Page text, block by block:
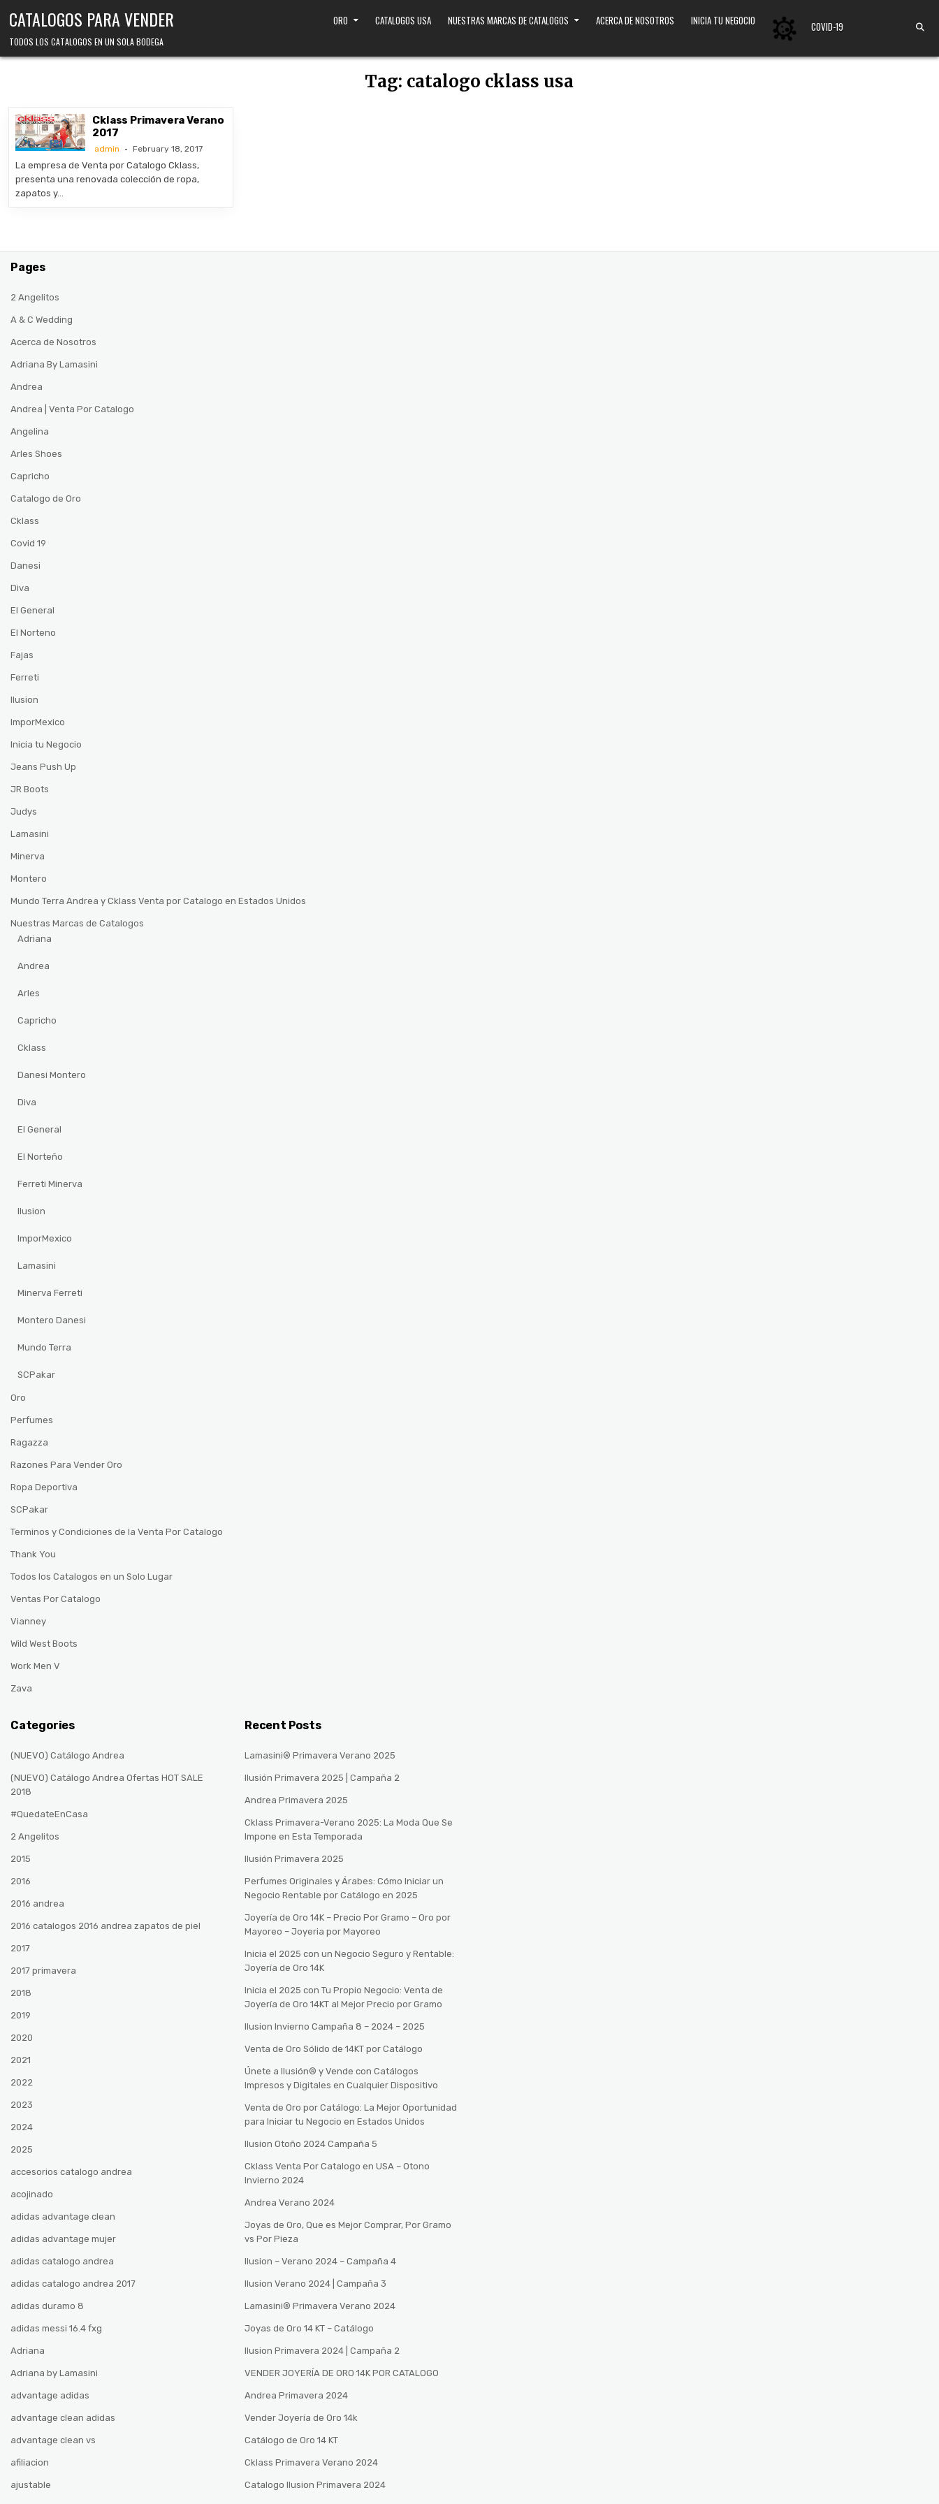
CATALOGOS PARA VENDER
TODOS LOS CATALOGOS EN UN SOLA BODEGA
ORO CATALOGOS USA NUESTRAS MARCAS DE CATALOGOS ACERCA DE NOSOTROS INICIA TU NEGOCIO COVID-19
Tag: catalogo cklass usa
Cklass Primavera Verano
2017
admin February 18, 2017
La empresa de Venta por Catalogo Cklass,
presenta una renovada colección de ropa,
zapatos y…
Pages
2 Angelitos
A & C Wedding
Acerca de Nosotros
Adriana By Lamasini
Andrea
Andrea | Venta Por Catalogo
Angelina
Arles Shoes
Capricho
Catalogo de Oro
Cklass
Covid 19
Danesi
Diva
El General
El Norteno
Fajas
Ferreti
Ilusion
ImporMexico
Inicia tu Negocio
Jeans Push Up
JR Boots
Judys
Lamasini
Minerva
Montero
Mundo Terra Andrea y Cklass Venta por Catalogo en Estados Unidos
Nuestras Marcas de Catalogos
Adriana
Andrea
Arles
Capricho
Cklass
Danesi Montero
Diva
El General
El Norteño
Ferreti Minerva
Ilusion
ImporMexico
Lamasini
Minerva Ferreti
Montero Danesi
Mundo Terra
SCPakar
Oro
Perfumes
Ragazza
Razones Para Vender Oro
Ropa Deportiva
SCPakar
Terminos y Condiciones de la Venta Por Catalogo
Thank You
Todos los Catalogos en un Solo Lugar
Ventas Por Catalogo
Vianney
Wild West Boots
Work Men V
Zava
Categories
(NUEVO) Catálogo Andrea
(NUEVO) Catálogo Andrea Ofertas HOT SALE
2018
#QuedateEnCasa
2 Angelitos
2015
2016
2016 andrea
2016 catalogos 2016 andrea zapatos de piel
2017
2017 primavera
2018
2019
2020
2021
2022
2023
2024
2025
accesorios catalogo andrea
acojinado
adidas advantage clean
adidas advantage mujer
adidas catalogo andrea
adidas catalogo andrea 2017
adidas duramo 8
adidas messi 16.4 fxg
Adriana
Adriana by Lamasini
advantage adidas
advantage clean adidas
advantage clean vs
afiliacion
ajustable
Recent Posts
Lamasini® Primavera Verano 2025
Ilusión Primavera 2025 | Campaña 2
Andrea Primavera 2025
Cklass Primavera-Verano 2025: La Moda Que Se
Impone en Esta Temporada
Ilusión Primavera 2025
Perfumes Originales y Árabes: Cómo Iniciar un
Negocio Rentable por Catálogo en 2025
Joyería de Oro 14K – Precio Por Gramo – Oro por
Mayoreo – Joyeria por Mayoreo
Inicia el 2025 con un Negocio Seguro y Rentable:
Joyería de Oro 14K
Inicia el 2025 con Tu Propio Negocio: Venta de
Joyería de Oro 14KT al Mejor Precio por Gramo
Ilusion Invierno Campaña 8 – 2024 – 2025
Venta de Oro Sólido de 14KT por Catálogo
Únete a Ilusión® y Vende con Catálogos
Impresos y Digitales en Cualquier Dispositivo
Venta de Oro por Catálogo: La Mejor Oportunidad
para Iniciar tu Negocio en Estados Unidos
Ilusion Otoño 2024 Campaña 5
Cklass Venta Por Catalogo en USA – Otono
Invierno 2024
Andrea Verano 2024
Joyas de Oro, Que es Mejor Comprar, Por Gramo
vs Por Pieza
Ilusion – Verano 2024 – Campaña 4
Ilusion Verano 2024 | Campaña 3
Lamasini®️ Primavera Verano 2024
Joyas de Oro 14 KT – Catálogo
Ilusion Primavera 2024 | Campaña 2
VENDER JOYERÍA DE ORO 14K POR CATALOGO
Andrea Primavera 2024
Vender Joyería de Oro 14k
Catálogo de Oro 14 KT
Cklass Primavera Verano 2024
Catalogo Ilusion Primavera 2024